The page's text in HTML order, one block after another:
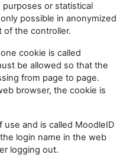
or statistical
possible in anonymized
of the controller.
cookie is called
be allowed so that the
from page to page.
browser, the cookie is
and is called MoodleID
login name in the web
logging out.